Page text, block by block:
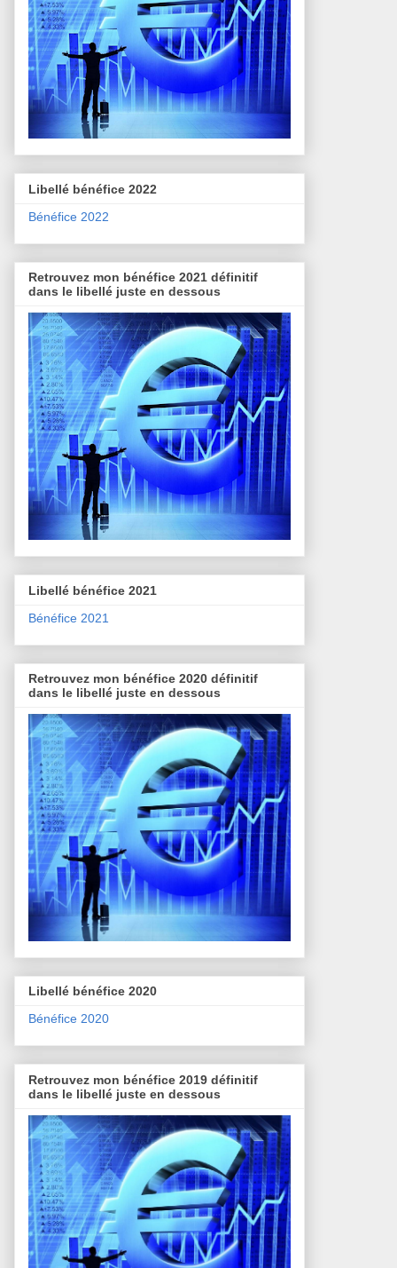
Libellé bénéfice 2022
Bénéfice 2022
Retrouvez mon bénéfice 2021 définitif
dans le libellé juste en dessous
Libellé bénéfice 2021
Bénéfice 2021
Retrouvez mon bénéfice 2020 définitif
dans le libellé juste en dessous
Libellé bénéfice 2020
Bénéfice 2020
Retrouvez mon bénéfice 2019 définitif
dans le libellé juste en dessous